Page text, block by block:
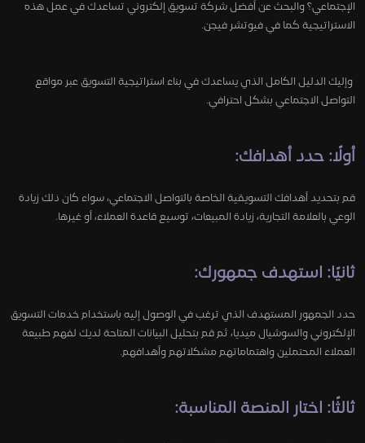
الإجتماعي؟ والبحث عن أفضل شركة تسويق إلكتروني تساعدك في عمل هذه
الاستراتيجية كما في فيوتشر فيجن.
وإليك الدليل الكامل الذي يساعدك في بناء استراتيجية التسويق عبر مواقع
التواصل الاجتماعي بشكل احترافي.
أولًا: حدد أهدافك:
قم بتحديد أهدافك التسويقية الخاصة بالتواصل الاجتماعي، سواء كان ذلك زيادة
الوعي بالعلامة التجارية، زيادة المبيعات، توسيع قاعدة العملاء، أو غيرها.
ثانيًا: استهدف جمهورك:
حدد الجمهور المستهدف الذي ترغب في الوصول إليه باستخدام خدمات التسويق
الإلكتروني والسوشيال ميديا، ثم قم بتحليل البيانات المتاحة لديك لفهم طبيعة
العملاء المحتملين واهتماماتهم مشكلاتهم وأهدافهم.
ثالثًا: اختار المنصة المناسبة: